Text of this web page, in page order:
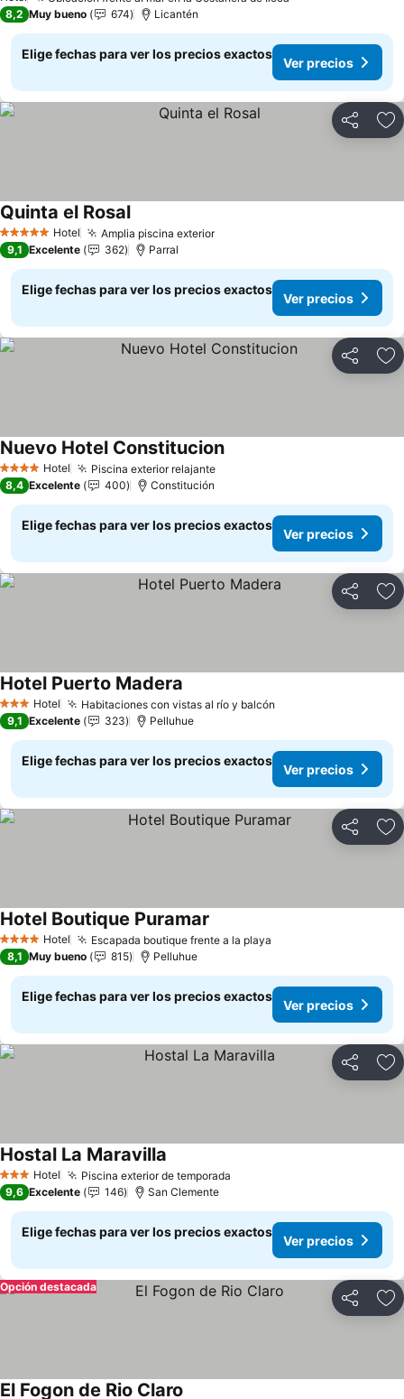
8,2 Muy bueno 674 Licantén
Elige fechas para ver los precios exactos
Ver precios
Compartir
5 Estrellas Hotel Amplia piscina exteriorVer precios
Quinta el RosalVer precios
9,1 Excelente 362 Parral
Elige fechas para ver los precios exactos
Ver precios
Compartir
4 EstrellasHotel Piscina exterior relajanteVer precios
Nuevo Hotel ConstitucionVer precios
8,4 Excelente 400 Constitución
Elige fechas para ver los precios exactos
Ver precios
Compartir
3 Estrellas
Hotel Habitaciones con vistas al río y balcón
Hotel Puerto Madera
9,1 Excelente 323 Pelluhue
Elige fechas para ver los precios exactos
Ver precios
Compartir
4 EstrellasHotel Escapada boutique frente a la playa
Hotel Boutique Puramar
8,1 Muy bueno 815 Pelluhue
Elige fechas para ver los precios exactos
Ver precios
Compartir
3 Estrellas
Hotel Piscina exterior de temporada
Hostal La Maravilla
9,6 Excelente 146 San Clemente
Elige fechas para ver los precios exactos
Ver precios
Compartir
Opción destacada
El Fogon de Rio Claro